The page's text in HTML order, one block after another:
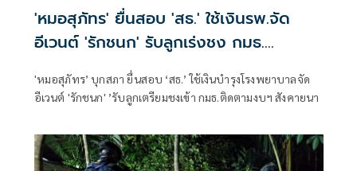
'หมอสุภัทร' ยื่นสอบ 'สธ.' ใช้เงินรพ.จัด
อีเวนต์ 'รักชนก' รับลูกเร่งชง กมธ.
'หมอสุภัทร’ บุกสภา ยื่นสอบ ‘สธ.’ ใช้เงินบำรุงโรงพยาบาลจัด
อีเวนต์ 'รักชนก' ’รับลูกเตรียมชงเข้า กมธ.ติดตามงบฯ สังคายนา